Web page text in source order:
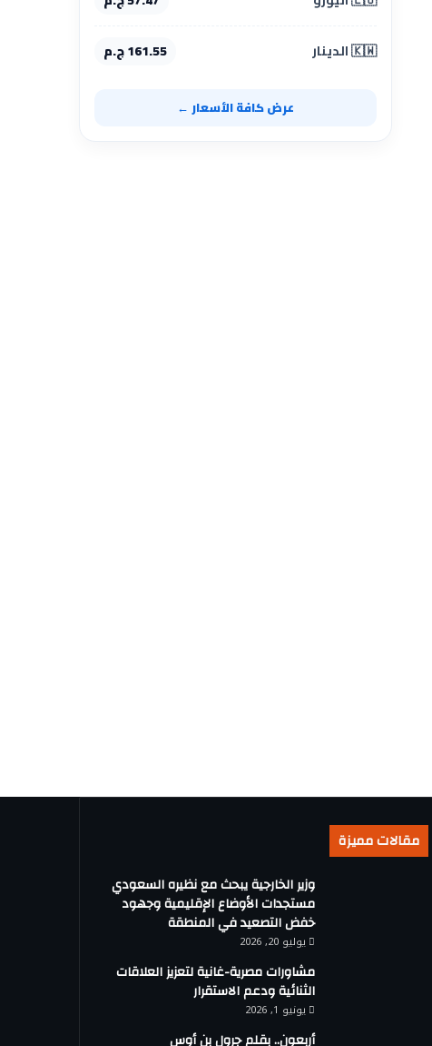
🇰🇼 الدينار 161.55 ج.م
عرض كافة الأسعار ←
مقالات مميزة
وزير الخارجية يبحث مع نظيره السعودي
مستجدات الأوضاع الإقليمية وجهود
خفض التصعيد في المنطقة
يوليو 20, 2026
مشاورات مصرية-غانية لتعزيز العلاقات
الثنائية ودعم الاستقرار
يونيو 1, 2026
أربعون.. بقلم جرول بن أوس